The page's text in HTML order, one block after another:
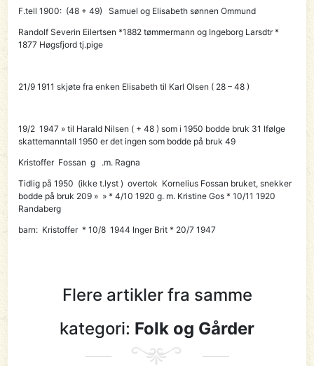
F.tell 1900: (48 + 49) Samuel og Elisabeth sønnen Ommund
Randolf Severin Eilertsen *1882 tømmermann og Ingeborg Larsdtr *
1877 Høgsfjord tj.pige
21/9 1911 skjøte fra enken Elisabeth til Karl Olsen ( 28 – 48 )
19/2 1947 » til Harald Nilsen ( + 48 ) som i 1950 bodde bruk 31 Ifølge
skattemanntall 1950 er det ingen som bodde på bruk 49
Kristoffer Fossan g .m. Ragna
Tidlig på 1950 (ikke t.lyst ) overtok Kornelius Fossan bruket, snekker
bodde på bruk 209 » » * 4/10 1920 g. m. Kristine Gos * 10/11 1920
Randaberg
barn: Kristoffer * 10/8 1944 Inger Brit * 20/7 1947
Flere artikler fra samme
kategori: Folk og Gårder